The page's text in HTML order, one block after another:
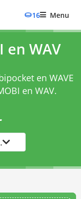
16 Menu
en WAV
en WAVE
en WAV.